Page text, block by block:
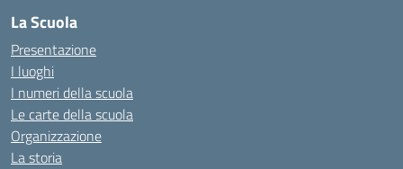
La Scuola
Presentazione
I luoghi
I numeri della scuola
Le carte della scuola
Organizzazione
La storia